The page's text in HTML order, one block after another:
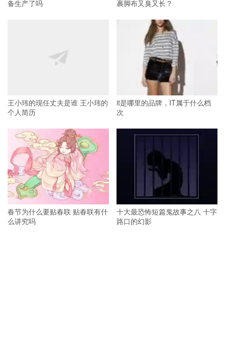
备生产了吗
裹脚布又臭又长？
王小玮的现任丈夫是谁 王小玮的
个人简历
it是哪里的品牌，IT属于什么档
次
春节为什么要贴春联 贴春联有什
么讲究吗
十大最恐怖短篇鬼故事之八 十字
路口的幻影